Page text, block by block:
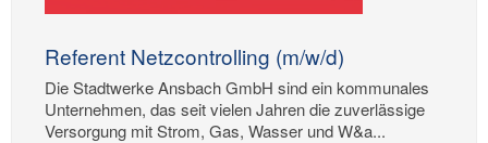
Referent Netzcontrolling (m/w/d)
Die Stadtwerke Ansbach GmbH sind ein kommunales
Unternehmen, das seit vielen Jahren die zuverlässige
Versorgung mit Strom, Gas, Wasser und W&a...